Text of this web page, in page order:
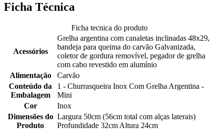
Ficha Técnica
Ficha tecnica do produto
Acessórios
Grelha argentina com canaletas inclinadas 48x29,
bandeja para queima do carvão Galvanizada,
coletor de gordura removível, pegador de grelha
com cabo revestido em alumínio
Alimentação
Carvão
Conteúdo da
Embalagem
1 - Churrasqueira Inox Com Grelha Argentina -
Mini
Cor
Inox
Dimensões do
Produto
Largura 50cm (56cm total com alças laterais)
Profundidade 32cm Altura 24cm